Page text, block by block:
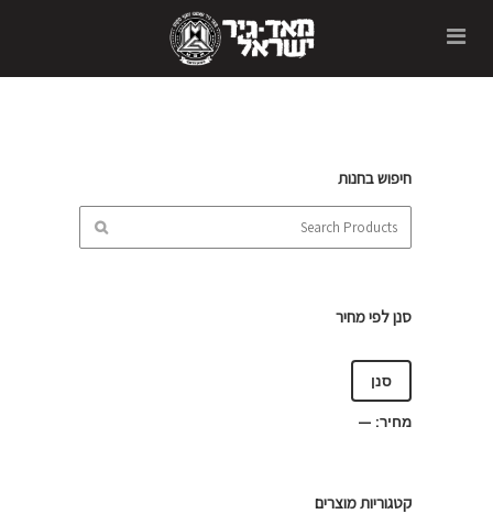
חיפוש בחנות
סנן לפי מחיר
סנן
מחיר: —
קטגוריות מוצרים